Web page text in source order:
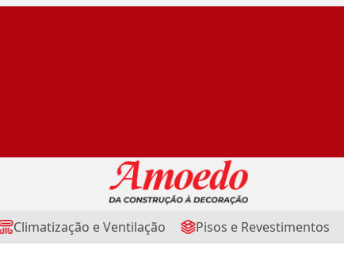
Climatização e Ventilação Pisos e Revestimentos